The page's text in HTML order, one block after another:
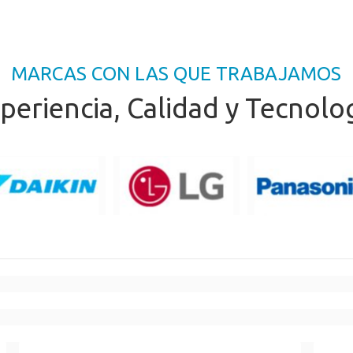
MARCAS CON LAS QUE TRABAJAMOS
Calidad y